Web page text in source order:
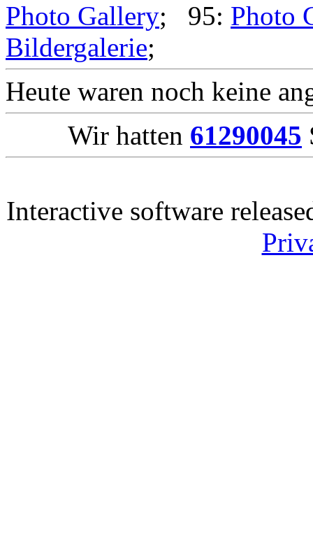
Photo Gallery; 95: Photo
Bildergalerie;
Heute waren noch keine
Wir hatten 61290045
Interactive software